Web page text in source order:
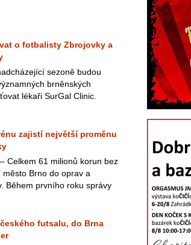
o fotbalisty Zbrojovky a
sezoně budou
brněnských
lékaři SurGal Clinic.
zajistí největší proměnu
– Celkem 61 milionů korun bez
Brno do oprav a
Během prvního roku správy
futsalu, do Brna